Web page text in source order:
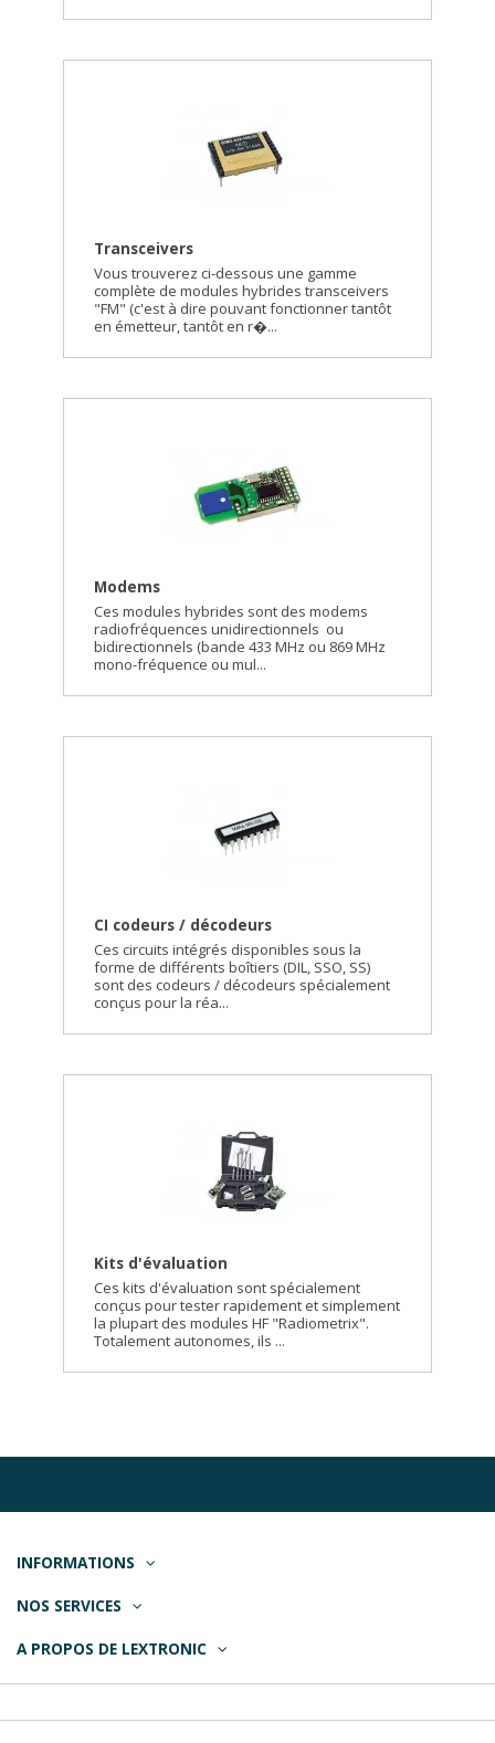
Transceivers
Vous trouverez ci-dessous une gamme
complète de modules hybrides transceivers
"FM" (c'est à dire pouvant fonctionner tantôt
en émetteur, tantôt en r�...
Modems
Ces modules hybrides sont des modems
radiofréquences unidirectionnels ou
bidirectionnels (bande 433 MHz ou 869 MHz
mono-fréquence ou mul...
CI codeurs / décodeurs
Ces circuits intégrés disponibles sous la
forme de différents boîtiers (DIL, SSO, SS)
sont des codeurs / décodeurs spécialement
conçus pour la réa...
Kits d'évaluation
Ces kits d'évaluation sont spécialement
conçus pour tester rapidement et simplement
la plupart des modules HF "Radiometrix".
Totalement autonomes, ils ...
INFORMATIONS
NOS SERVICES
A PROPOS DE LEXTRONIC